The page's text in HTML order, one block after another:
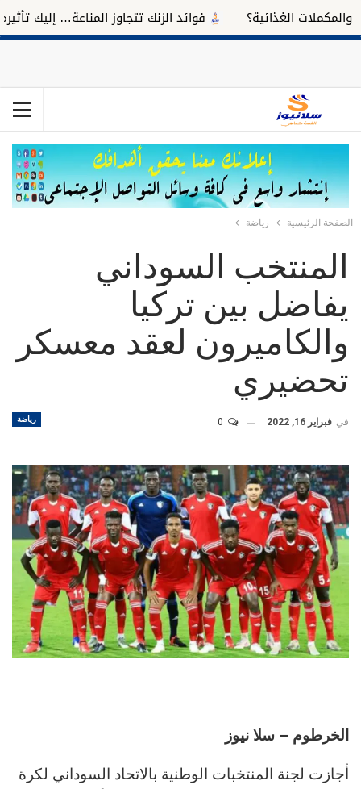
الغذائية؟ فوائد الزنك تتجاوز المناعة… إليك تأثيره
الصفحة الرئيسية رياضة
المنتخب السوداني
يفاضل بين تركيا
والكاميرون لعقد معسكر
تحضيري
رياضة في فبراير 16, 2022
الخرطوم – سلا نيوز
أجازت لجنة المنتخبات الوطنية بالاتحاد السوداني لكرة